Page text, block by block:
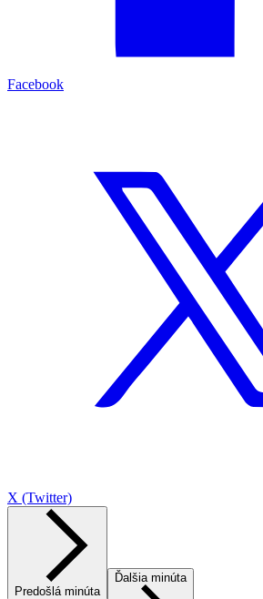
Facebook
X (Twitter)
Predošlá minúta
Ďalšia minúta